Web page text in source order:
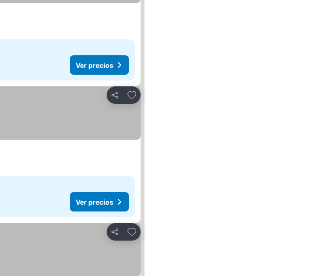
Ver precios
Compartir
Añadir a favoritos
Ver precios
Compartir
Añadir a favoritos